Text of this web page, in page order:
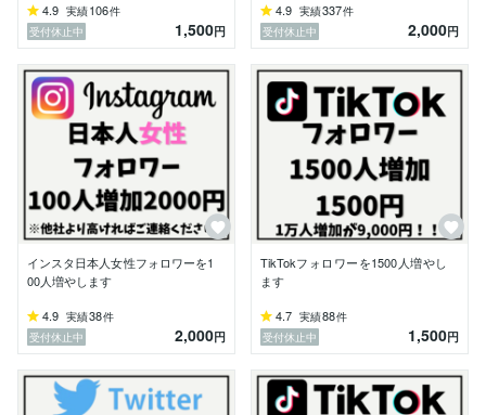
━━
【取り扱いSNS】
Instagram / Tiktok / Twitter / YouTube / Discord /  etc..
━━━━━━━━━━━━━━━━━━━━━━━━━
━━
【注意事項】
1. 商品をご購入する際は、必ず商品説明欄を始めとす
る全ての項目をご覧になられてからご購入ください。
（ダイレクトメッセージ）よりご連絡頂けると幸いで
す。
━━━━━━━━━━━━━━━━━━━━━━━━━
━━
4.9 実績106件
受付休止中
1,500円
4.9 実績337件
受付休止中
2,000円
インスタ日本人女性フォロワーを1
00人増やします
4.9 実績38件
受付休止中
2,000円
TikTokフォロワーを1500人増やし
ます
4.7 実績88件
受付休止中
1,500円